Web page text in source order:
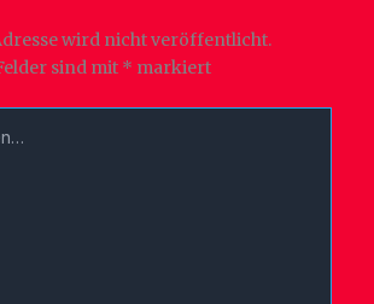
wird nicht veröffentlicht.
sind mit * markiert